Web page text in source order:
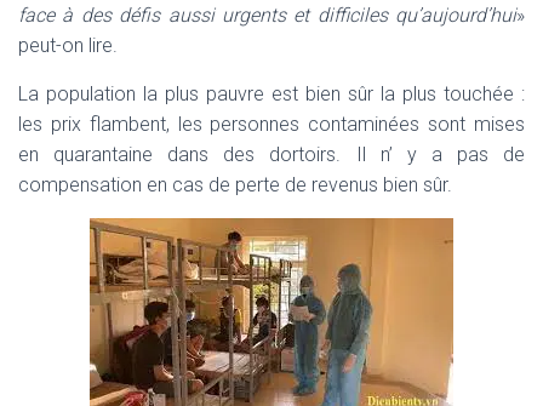
face à des défis aussi urgents et difficiles qu’aujourd’hui»
peut-on lire.
La population la plus pauvre est bien sûr la plus touchée :
les prix flambent, les personnes contaminées sont mises
en quarantaine dans des dortoirs. Il n’ y a pas de
compensation en cas de perte de revenus bien sûr.